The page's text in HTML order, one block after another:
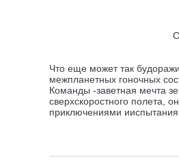
Что еще может так
межпланетных гоночных
Команды -заветная мечта
сверхскоростного полета,
приключениями